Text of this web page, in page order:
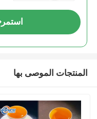
استمر
المنتجات الموصى بها